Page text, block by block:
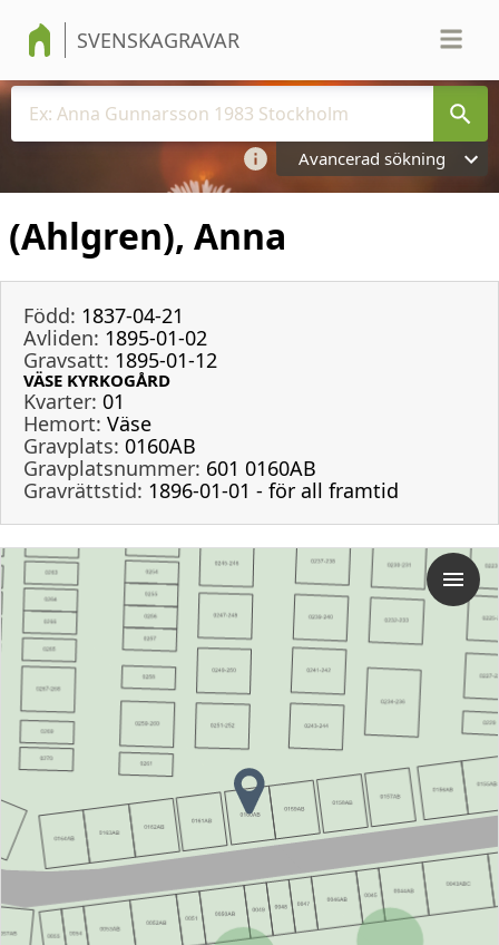
SVENSKAGRAVAR
Avancerad sökning
(Ahlgren), Anna
Född: 1837-04-21
Avliden: 1895-01-02
Gravsatt: 1895-01-12
VÄSE KYRKOGÅRD
Kvarter: 01
Hemort: Väse
Gravplats: 0160AB
Gravplatsnummer: 601 0160AB
Gravrättstid: 1896-01-01 - för all framtid